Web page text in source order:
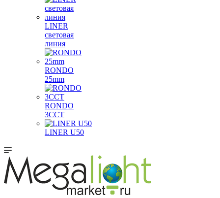
LINER
световая
линия
RONDO
25mm
RONDO
3CCT
LINER U50